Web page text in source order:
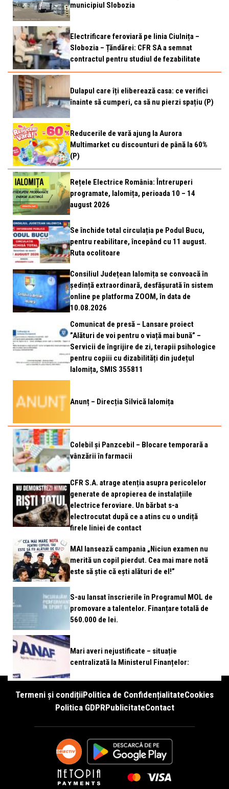
municipiul Slobozia
Electrificare feroviară pe linia Ciulnița –
Slobozia – Țăndărei: CFR SA a semnat
contractul pentru studiul de fezabilitate
Dulapul care îți eliberează casa: ce verifici
înainte să cumperi, ca să nu pierzi spațiu (P)
Reducerile de vară ajung la Aurora
Multimarket cu discounturi de până la 60%
(P)
Rețele Electrice România: Întreruperi
programate, Ialomița, perioada 10 – 14
august 2026
Se închide total circulația pe Podul Bucu,
pentru reabilitare, începând cu 11 august.
Ruta ocolitoare
Consiliul Județean Ialomița se convoacă în
ședință extraordinară, desfășurată în sistem
online pe platforma ZOOM, în data de
10.08.2026
Comunicat de presă – Lansare proiect
”Alături de voi pentru o viață mai bună” –
Servicii de îngrijire de zi, terapii psihologice
pentru copiii cu dizabilități din județul
Ialomița, SMIS 355811
Anunț – Direcția Silvică Ialomița
Colebil și Panzcebil – Blocare temporară a
vânzării în farmacii
CFR S.A. atrage atenția asupra pericolelor
generate de apropierea de instalațiile
electrice feroviare. Un bărbat s-a
electrocutat după ce a atins cu o undiță
firele liniei de contact
MAI lansează campania „Niciun examen nu
merită un copil pierdut. Cea mai mare notă
este să știe că ești alături de el!”
S-au lansat înscrierile în Programul MOL de
promovare a talentelor. Finanțare totală de
560.000 de lei.
Mari averi nejustificate – situație
centralizată la Ministerul Finanțelor:
Termeni și condițiiPolitica de ConfidențialitateCookies
Politica GDPRPublicitateContact